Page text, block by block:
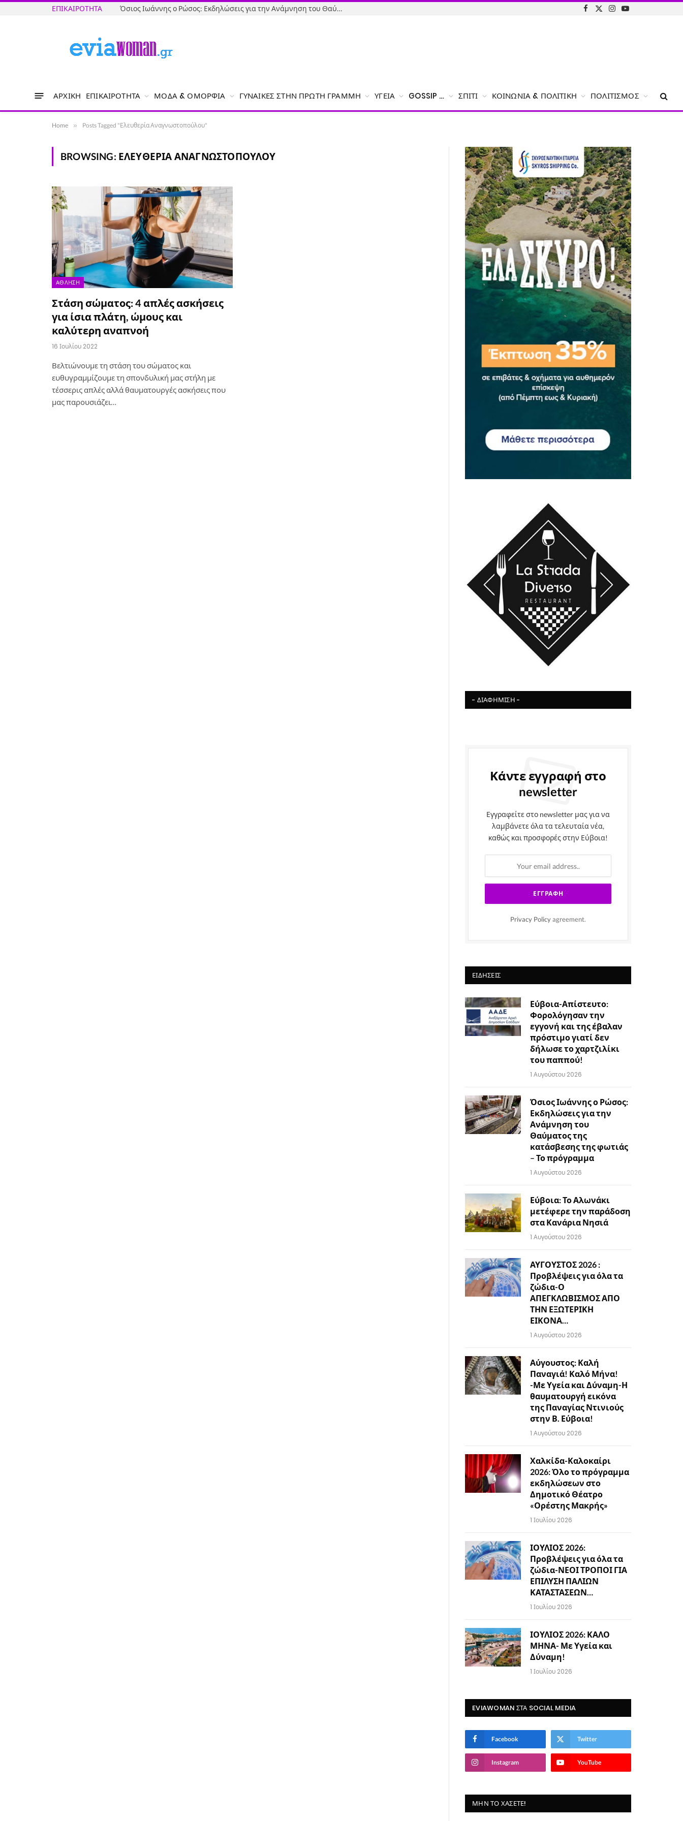
ΕΠΙΚΑΙΡΌΤΗΤΑ Όσιος Ιωάννης ο Ρώσος: Εκδηλώσεις για την Ανάμνηση του Θαύματος της κατάσβεσης της φωτιάς – Το πρόγραμμα
Facebook
X
Instagram
YouTube
ΑΡΧΙΚΉ ΕΠΙΚΑΙΡΌΤΗΤΑ ΜΌΔΑ & ΟΜΟΡΦΙΆ ΓΥΝΑΊΚΕΣ ΣΤΗΝ ΠΡΏΤΗ ΓΡΑΜΜΉ ΥΓΕΊΑ GOSSIP … ΣΠΊΤΙ ΚΟΙΝΩΝΊΑ & ΠΟΛΙΤΙΚΉ ΠΟΛΙΤΙΣΜΌΣ
Home » Posts Tagged "Ελευθερία Αναγνωστοπούλου"
BROWSING: ΕΛΕΥΘΕΡΊΑ ΑΝΑΓΝΩΣΤΟΠΟΎΛΟΥ
ΆΘΛΗΣΗ
Στάση σώματος: 4 απλές ασκήσεις
για ίσια πλάτη, ώμους και
καλύτερη αναπνοή
16 Ιουλίου 2022
Βελτιώνουμε τη στάση του σώματος και
ευθυγραμμίζουμε τη σπονδυλική μας στήλη με
τέσσερις απλές αλλά θαυματουργές ασκήσεις που
μας παρουσιάζει…
- ΔΙΑΦΉΜΙΣΗ -
Κάντε εγγραφή στο
newsletter
Εγγραφείτε στο newsletter μας για να
λαμβάνετε όλα τα τελευταία νέα,
καθώς και προσφορές στην Εύβοια!
Privacy Policy agreement.
ΕΙΔΉΣΕΙΣ
Εύβοια-Απίστευτο:
Φορολόγησαν την
εγγονή και της έβαλαν
πρόστιμο γιατί δεν
δήλωσε το χαρτζιλίκι
του παππού!
1 Αυγούστου 2026
Όσιος Ιωάννης ο Ρώσος:
Εκδηλώσεις για την
Ανάμνηση του
Θαύματος της
κατάσβεσης της φωτιάς
– Το πρόγραμμα
1 Αυγούστου 2026
Εύβοια: Το Αλωνάκι
μετέφερε την παράδοση
στα Κανάρια Νησιά
1 Αυγούστου 2026
ΑΥΓΟΥΣΤΟΣ 2026 :
Προβλέψεις για όλα τα
ζώδια-Ο
ΑΠΕΓΚΛΩΒΙΣΜΟΣ ΑΠΟ
ΤΗΝ ΕΞΩΤΕΡΙΚΗ
ΕΙΚΟΝΑ…
1 Αυγούστου 2026
Αύγουστος: Καλή
Παναγιά! Καλό Μήνα!
-Με Υγεία και Δύναμη-Η
θαυματουργή εικόνα
της Παναγίας Ντινιούς
στην Β. Εύβοια!
1 Αυγούστου 2026
Χαλκίδα-Καλοκαίρι
2026: Όλο το πρόγραμμα
εκδηλώσεων στο
Δημοτικό Θέατρο
«Ορέστης Μακρής»
1 Ιουλίου 2026
ΙΟΥΛΙΟΣ 2026:
Προβλέψεις για όλα τα
ζώδια-ΝΕΟΙ ΤΡΟΠΟΙ ΓΙΑ
ΕΠΙΛΥΣΗ ΠΑΛΙΩΝ
ΚΑΤΑΣΤΑΣΕΩΝ…
1 Ιουλίου 2026
ΙΟΥΛΙΟΣ 2026: ΚΑΛΟ
ΜΗΝΑ- Με Υγεία και
Δύναμη!
1 Ιουλίου 2026
EVIAWOMAN ΣΤΑ SOCIAL MEDIA
Facebook Twitter
Instagram YouTube
ΜΗΝ ΤΟ ΧΆΣΕΤΕ!